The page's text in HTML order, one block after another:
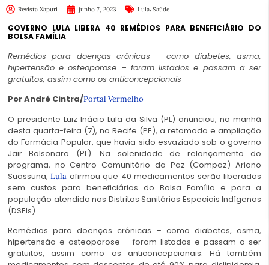
Revista Xapuri junho 7, 2023 Lula, Saúde
GOVERNO LULA LIBERA 40 REMÉDIOS PARA BENEFICIÁRIO DO
BOLSA FAMÍLIA
Remédios para doenças crônicas – como diabetes, asma,
hipertensão e osteoporose – foram listados e passam a ser
gratuitos, assim como os anticoncepcionais
Por André Cintra/Portal Vermelho
O presidente Luiz Inácio Lula da Silva (PL) anunciou, na manhã
desta quarta-feira (7), no Recife (PE), a retomada e ampliação
do Farmácia Popular, que havia sido esvaziado sob o governo
Jair Bolsonaro (PL). Na solenidade de relançamento do
programa, no Centro Comunitário da Paz (Compaz) Ariano
Suassuna,Lula afirmou que 40 medicamentos serão liberados
sem custos para beneficiários do Bolsa Família e para a
população atendida nos Distritos Sanitários Especiais Indígenas
(DSEIs).
Remédios para doenças crônicas – como diabetes, asma,
hipertensão e osteoporose – foram listados e passam a ser
gratuitos, assim como os anticoncepcionais. Há também